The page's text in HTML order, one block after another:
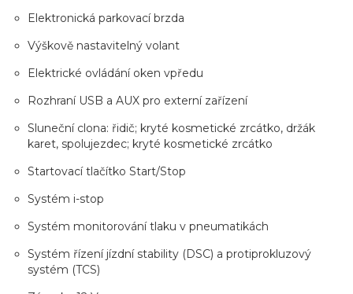
Elektronická parkovací brzda
Výškově nastavitelný volant
Elektrické ovládání oken vpředu
Rozhraní USB a AUX pro externí zařízení
Sluneční clona: řidič; kryté kosmetické zrcátko, držák
karet, spolujezdec; kryté kosmetické zrcátko
Startovací tlačítko Start/Stop
Systém i-stop
Systém monitorování tlaku v pneumatikách
Systém řízení jízdní stability (DSC) a protiprokluzový
systém (TCS)